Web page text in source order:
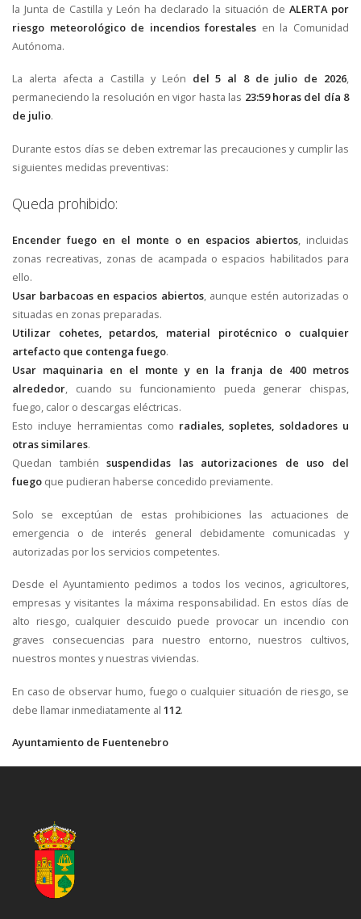
la Junta de Castilla y León ha declarado la situación de ALERTA por
riesgo meteorológico de incendios forestales en la Comunidad
Autónoma.
La alerta afecta a Castilla y León del 5 al 8 de julio de 2026,
permaneciendo la resolución en vigor hasta las 23:59 horas del día 8
de julio.
Durante estos días se deben extremar las precauciones y cumplir las
siguientes medidas preventivas:
Queda prohibido:
Encender fuego en el monte o en espacios abiertos, incluidas
zonas recreativas, zonas de acampada o espacios habilitados para
ello.
Usar barbacoas en espacios abiertos, aunque estén autorizadas o
situadas en zonas preparadas.
Utilizar cohetes, petardos, material pirotécnico o cualquier
artefacto que contenga fuego.
Usar maquinaria en el monte y en la franja de 400 metros
alrededor, cuando su funcionamiento pueda generar chispas,
fuego, calor o descargas eléctricas.
Esto incluye herramientas como radiales, sopletes, soldadores u
otras similares.
Quedan tambiénsuspendidas las autorizaciones de uso del
fuego que pudieran haberse concedido previamente.
Solo se exceptúan de estas prohibiciones las actuaciones de
emergencia o de interés general debidamente comunicadas y
autorizadas por los servicios competentes.
Desde el Ayuntamiento pedimos a todos los vecinos, agricultores,
empresas y visitantes la máxima responsabilidad. En estos días de
alto riesgo, cualquier descuido puede provocar un incendio con
graves consecuencias para nuestro entorno, nuestros cultivos,
nuestros montes y nuestras viviendas.
En caso de observar humo, fuego o cualquier situación de riesgo, se
debe llamar inmediatamente al 112.
Ayuntamiento de Fuentenebro